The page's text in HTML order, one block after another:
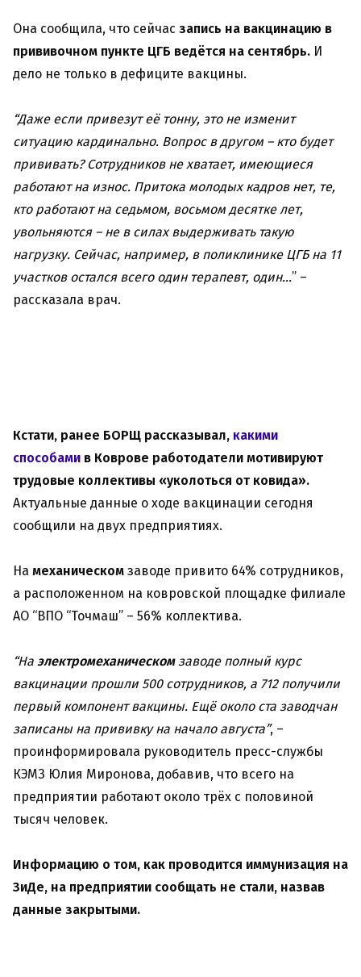
Она сообщила, что сейчас запись на вакцинацию в
прививочном пункте ЦГБ ведётся на сентябрь. И
дело не только в дефиците вакцины.
“Даже если привезут её тонну, это не изменит
ситуацию кардинально. Вопрос в другом – кто будет
прививать? Сотрудников не хватает, имеющиеся
работают на износ. Притока молодых кадров нет, те,
кто работают на седьмом, восьмом десятке лет,
увольняются – не в силах выдерживать такую
нагрузку. Сейчас, например, в поликлинике ЦГБ на 11
участков остался всего один терапевт, один…” –
рассказала врач.
Кстати, ранее БОРЩ рассказывал, какими
способами в Коврове работодатели мотивируют
трудовые коллективы «уколоться от ковида».
Актуальные данные о ходе вакцинации сегодня
сообщили на двух предприятиях.
На механическом заводе привито 64% сотрудников,
а расположенном на ковровской площадке филиале
АО “ВПО “Точмаш” – 56% коллектива.
“На электромеханическомзаводе полный курс
вакцинации прошли 500 сотрудников, а 712 получили
первый компонент вакцины. Ещё около ста заводчан
записаны на прививку на начало августа”, –
проинформировала руководитель пресс-службы
КЭМЗ Юлия Миронова, добавив, что всего на
предприятии работают около трёх с половиной
тысяч человек.
Информацию о том, как проводится иммунизация на
ЗиДе, на предприятии сообщать не стали, назвав
данные закрытыми.